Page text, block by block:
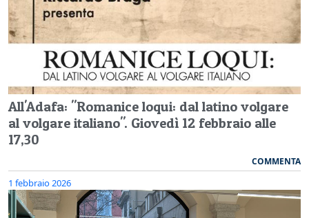
All'Adafa: "Romanice loqui: dal latino volgare
al volgare italiano". Giovedì 12 febbraio alle
17,30
COMMENTA
1 febbraio 2026